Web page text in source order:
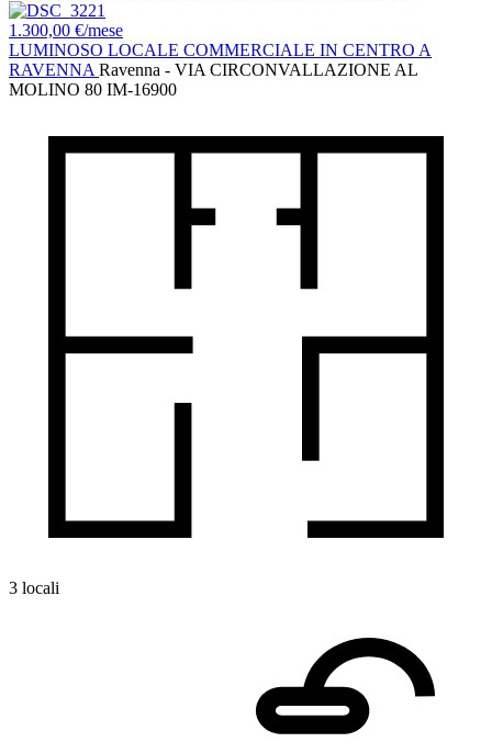
1.300,00 €/mese
LUMINOSO LOCALE COMMERCIALE IN CENTRO A
RAVENNA Ravenna - VIA CIRCONVALLAZIONE AL
MOLINO 80 IM-16900
3 locali